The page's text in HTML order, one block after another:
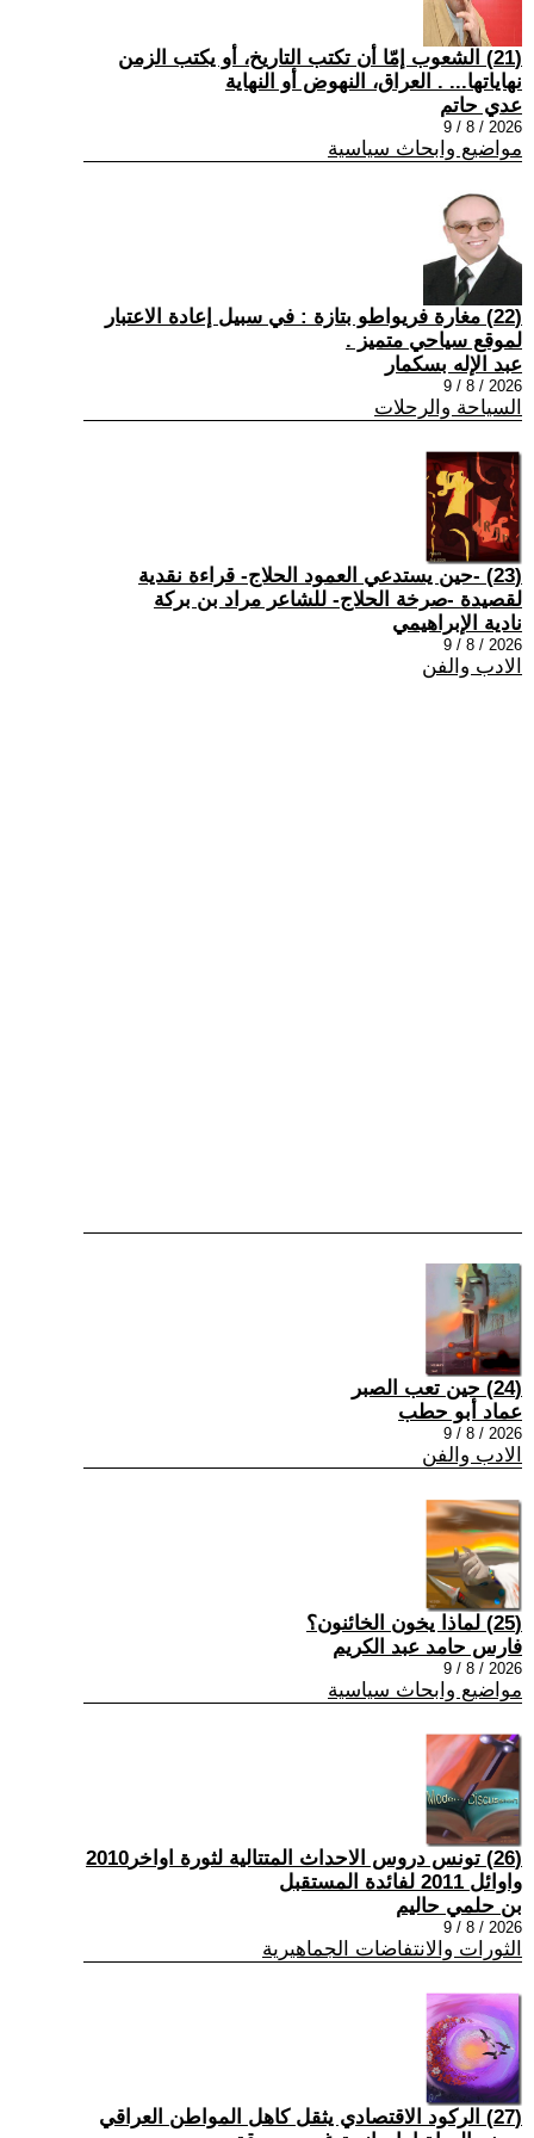
(21) الشعوب إمّا أن تكتب التاريخ، أو يكتب الزمن
نهاياتها... . العراق، النهوض أو النهاية
عدي حاتم
2026 / 8 / 9
مواضيع وابحاث سياسية
(22) مغارة فريواطو بتازة : في سبيل إعادة الاعتبار
لموقع سياحي متميز .
عبد الإله بسكمار
2026 / 8 / 9
السياحة والرحلات
(23) -حين يستدعي العمود الحلاج- قراءة نقدية
لقصيدة -صرخة الحلاج- للشاعر مراد بن بركة
نادية الإبراهيمي
2026 / 8 / 9
الادب والفن
(24) حين تعب الصبر
عماد أبو حطب
2026 / 8 / 9
الادب والفن
(25) لماذا يخون الخائنون؟
فارس حامد عبد الكريم
2026 / 8 / 9
مواضيع وابحاث سياسية
(26) تونس دروس الاحداث المتتالية لثورة اواخر2010
واوائل 2011 لفائدة المستقبل
بن حلمي حاليم
2026 / 8 / 9
الثورات والانتفاضات الجماهيرية
(27) الركود الاقتصادي يثقل كاهل المواطن العراقي